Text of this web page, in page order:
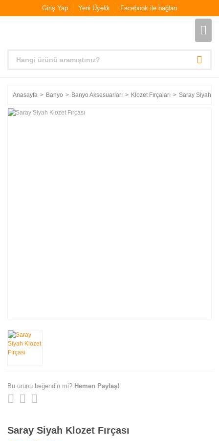
Giriş Yap Yeni Üyelik Facebook ile bağlan
Anasayfa Banyo Banyo Aksesuarları Klozet Fırçaları Saray Siyah
Bu ürünü beğendin mi? Hemen Paylaş!
Saray Siyah Klozet Fırçası